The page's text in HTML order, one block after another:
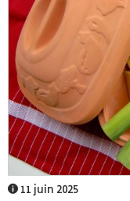
11 juin 2025